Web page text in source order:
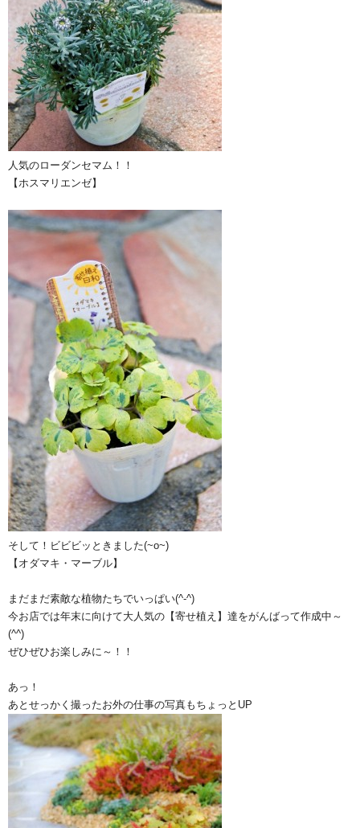
人気のローダンセマム！！
【ホスマリエンゼ】
そして！ビビビッときました(~o~)
【オダマキ・マーブル】
まだまだ素敵な植物たちでいっぱい(^-^)
今お店では年末に向けて大人気の【寄せ植え】達をがんばって作成中～
(^^)
ぜひぜひお楽しみに～！！
あっ！
あとせっかく撮ったお外の仕事の写真もちょっとUP